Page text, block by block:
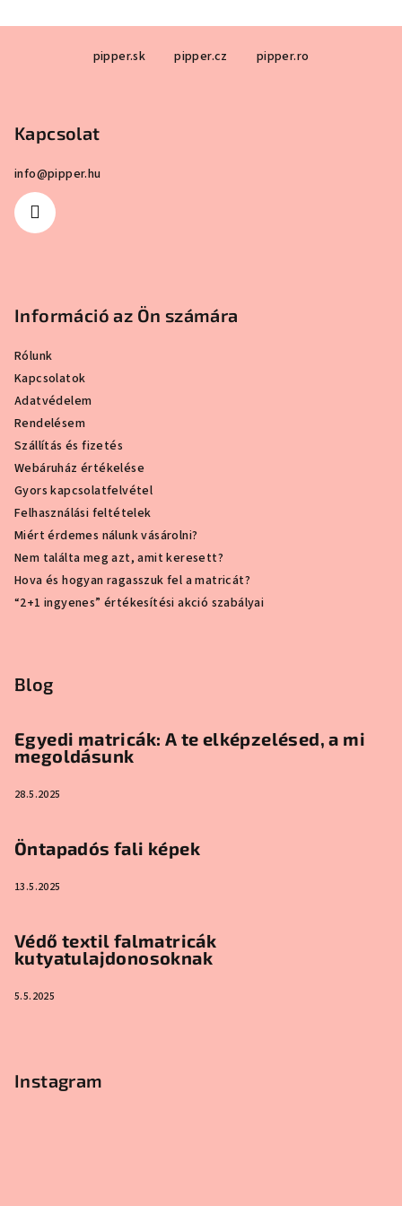
pipper.sk pipper.cz pipper.ro
Kapcsolat
info@pipper.hu
Információ az Ön számára
Rólunk
Kapcsolatok
Adatvédelem
Rendelésem
Szállítás és fizetés
Webáruház értékelése
Gyors kapcsolatfelvétel
Felhasználási feltételek
Miért érdemes nálunk vásárolni?
Nem találta meg azt, amit keresett?
Hova és hogyan ragasszuk fel a matricát?
“2+1 ingyenes” értékesítési akció szabályai
Blog
Egyedi matricák: A te elképzelésed, a mi
megoldásunk
28.5.2025
Öntapadós fali képek
13.5.2025
Védő textil falmatricák
kutyatulajdonosoknak
5.5.2025
Instagram